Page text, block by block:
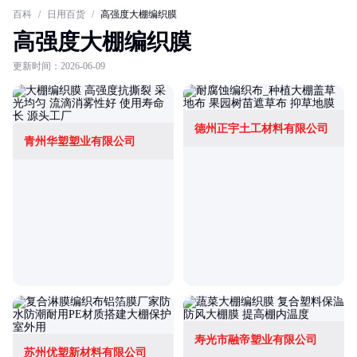
百科 / 日用百货 / 高强度大棚编织膜
高强度大棚编织膜
更新时间：2026-06-09
青州华塑塑业有限公司
德州正宇土工材料有限公司
苏州优塑新材料有限公司
寿光市融帝塑业有限公司